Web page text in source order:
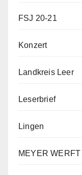
FSJ 20-21
Konzert
Landkreis Leer
Leserbrief
Lingen
MEYER WERFT